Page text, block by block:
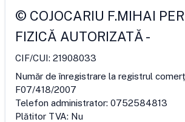
© COJOCARIU F.MIHAI
FIZICĂ AUTORIZATĂ-
CIF/CUI: 21908033
Număr de înregistrare la registrul
F07/418/2007
Telefon administrator: 0752584813
Plătitor TVA: Nu